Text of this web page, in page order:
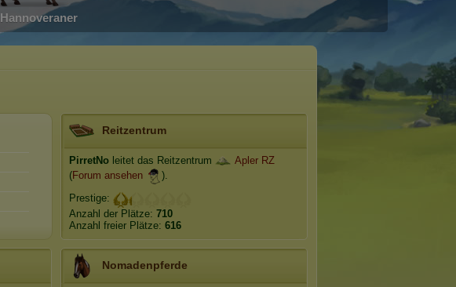
Hannoveraner
Reitzentrum
PirretNo leitet das Reitzentrum
Apler RZ
(Forum ansehen
).
Prestige:
Anzahl der Plätze: 710
Anzahl freier Plätze: 616
Nomadenpferde